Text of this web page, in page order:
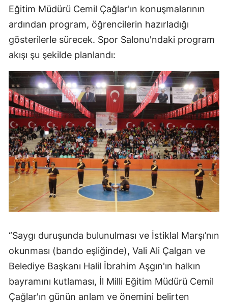
Kayseri
Kırklareli
Kırşehir
Kocaeli
Konya
Kütahya
Malatya
Manisa
Kahramanmaraş
Mardin
Muş
Nevşehir
Niğde
Ordu
Eğitim Müdürü Cemil Çağlar'ın konuşmalarının
ardından program, öğrencilerin hazırladığı
gösterilerle sürecek. Spor Salonu'ndaki program
akışı şu şekilde planlandı:
“Saygı duruşunda bulunulması ve İstiklal Marşı’nın
okunması (bando eşliğinde), Vali Ali Çalgan ve
Belediye Başkanı Halil İbrahim Aşgın'ın halkın
bayramını kutlaması, İl Milli Eğitim Müdürü Cemil
Çağlar'ın günün anlam ve önemini belirten